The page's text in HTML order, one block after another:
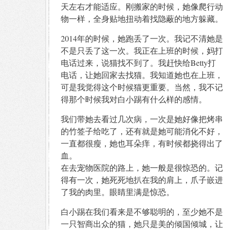
天左右才能适应。刚搬家的时候，她像爬行动
物一样，全身贴地扭动着找隐蔽的地方躲藏。
2014年的时候，她跑丢了一次。我记不清她是
不是只丢了这一次。我正在上班的时候，妈打
电话过来，说猫找不到了。我赶快给Betty打
电话，让她回家去找猫。我知道她也在上班，
可是我觉得这个时候猫更重要。当然，我不记
得那个时候我对白小踢有什么样的感情。
我们带她去看过几次病，一次是她好像把烤串
的竹签子给吃了，还有就是她可能消化不好，
一直都很瘦，她也耳朵痒，有时候都挠得出了
血。
在去宠物医院的路上，她一般是很惊恐的。记
得有一次，她死死地扒在我的肩上，爪子嵌进
了我的肉里。眼睛里满是惊恐。
白小踢在我们看来是不够聪明的，至少她不是
一只智商出众的猫，她只是美的倾国倾城，让